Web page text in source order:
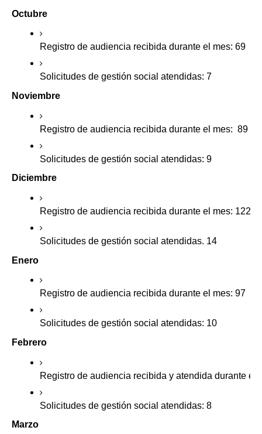
Octubre
Registro de audiencia recibida durante el mes: 69
Solicitudes de gestión social atendidas: 7
Noviembre
Registro de audiencia recibida durante el mes:  89
Solicitudes de gestión social atendidas: 9
Diciembre
Registro de audiencia recibida durante el mes: 122
Solicitudes de gestión social atendidas. 14
Enero
Registro de audiencia recibida durante el mes: 97
Solicitudes de gestión social atendidas: 10
Febrero
Registro de audiencia recibida y atendida durante el
Solicitudes de gestión social atendidas: 8
Marzo